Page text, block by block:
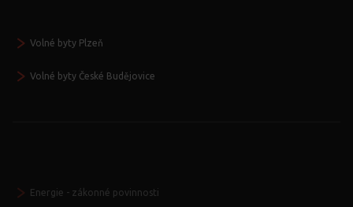
Volné byty Plzeň
Volné byty České Budějovice
Energie - zákonné povinnosti